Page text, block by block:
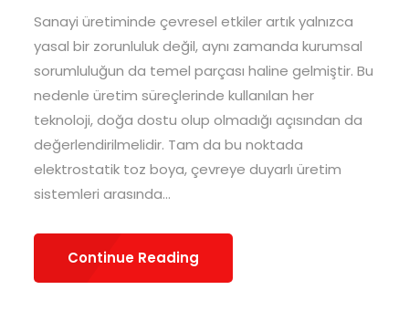
Sanayi üretiminde çevresel etkiler artık yalnızca
yasal bir zorunluluk değil, aynı zamanda kurumsal
sorumluluğun da temel parçası haline gelmiştir. Bu
nedenle üretim süreçlerinde kullanılan her
teknoloji, doğa dostu olup olmadığı açısından da
değerlendirilmelidir. Tam da bu noktada
elektrostatik toz boya, çevreye duyarlı üretim
sistemleri arasında...
Continue Reading